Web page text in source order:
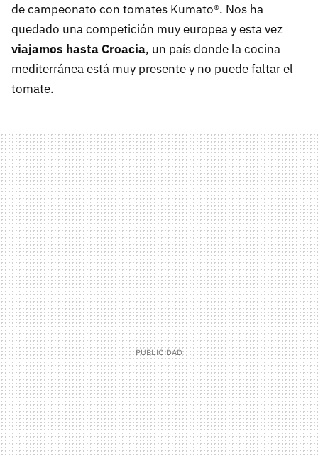
de campeonato con tomates Kumato®. Nos ha
quedado una competición muy europea y esta vez
viajamos hasta Croacia, un país donde la cocina
mediterránea está muy presente y no puede faltar el
tomate.